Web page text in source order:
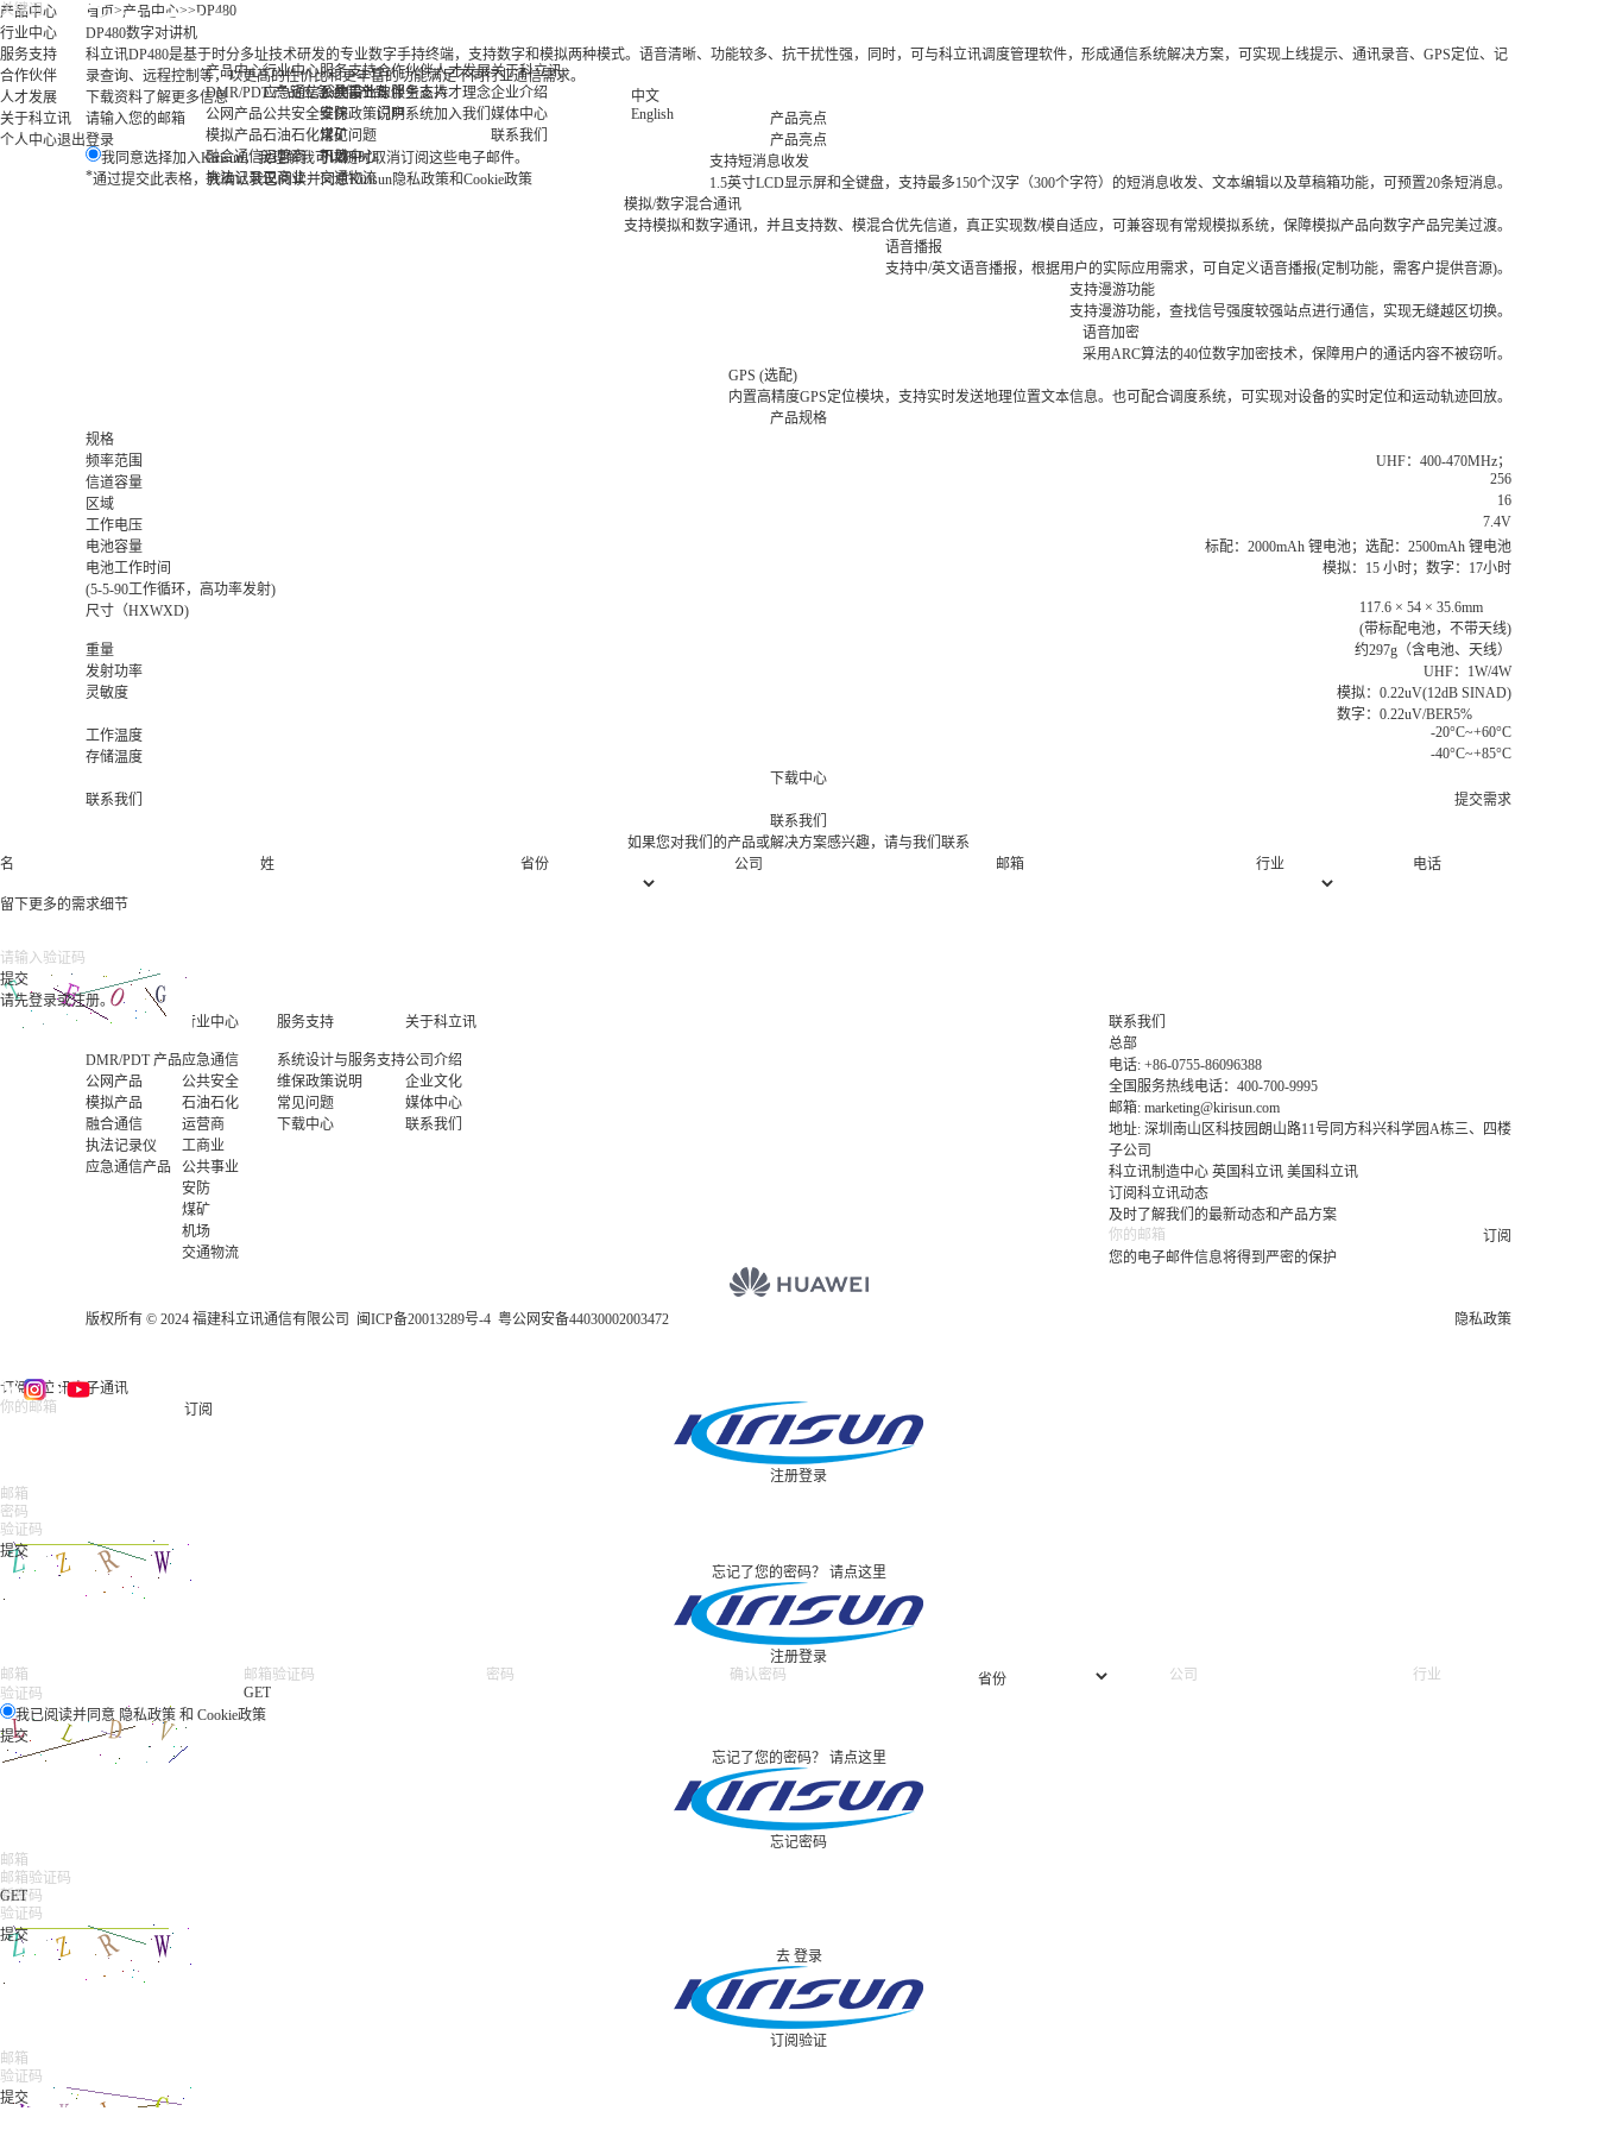
产品中心
DMR/PDT 产品
公网产品
模拟产品
融合通信
执法记录仪
应急通信产品
行业中心
应急通信
公共安全
石油石化
运营商
工商业
公共事业
安防
煤矿
机场
交通物流
服务支持
系统设计与服务支持
维保政策说明
常见问题
下载中心
合作伙伴
伙伴生态
门户系统
人才发展
人才理念
加入我们
关于科立讯
企业介绍
媒体中心
联系我们
中文
English
产品中心
行业中心
服务支持
合作伙伴
人才发展
关于科立讯
个人中心退出登录
首页>产品中心>>DP480
DP480数字对讲机
科立讯DP480是基于时分多址技术研发的专业数字手持终端，支持数字和模拟两种模式。语音清晰、功能较多、抗干扰性强，同时，可与科立讯调度管理软件，形成通信系统解决方案，可实现上线提示、通讯录音、GPS定位、记
录查询、远程控制等，以更高的性价比和更丰富的功能满足不同行业通信需求。
下载资料 了解更多信息
请输入您的邮箱
我同意选择加入Kirisun，我理解我可以随时取消订阅这些电子邮件。
*通过提交此表格，我确认我已阅读并同意Kirisun隐私政策和Cookie政策
产品亮点
产品亮点
支持短消息收发
1.5英寸LCD显示屏和全键盘，支持最多150个汉字（300个字符）的短消息收发、文本编辑以及草稿箱功能，可预置20条短消息。
模拟/数字混合通讯
支持模拟和数字通讯，并且支持数、模混合优先信道，真正实现数/模自适应，可兼容现有常规模拟系统，保障模拟产品向数字产品完美过渡。
语音播报
支持中/英文语音播报，根据用户的实际应用需求，可自定义语音播报(定制功能，需客户提供音源)。
支持漫游功能
支持漫游功能，查找信号强度较强站点进行通信，实现无缝越区切换。
语音加密
采用ARC算法的40位数字加密技术，保障用户的通话内容不被窃听。
GPS (选配)
内置高精度GPS定位模块，支持实时发送地理位置文本信息。也可配合调度系统，可实现对设备的实时定位和运动轨迹回放。
产品规格
规格
频率范围
UHF：400-470MHz；
信道容量
256
区域
16
工作电压
7.4V
电池容量
标配：2000mAh 锂电池；选配：2500mAh 锂电池
电池工作时间
(5-5-90工作循环，高功率发射)
模拟：15 小时；数字：17小时
尺寸（HXWXD)
117.6 × 54 × 35.6mm
(带标配电池，不带天线)
重量
约297g（含电池、天线）
发射功率
UHF：1W/4W
灵敏度
模拟：0.22uV(12dB SINAD)
数字：0.22uV/BER5%
工作温度
-20°C~+60°C
存储温度
-40°C~+85°C
下载中心
联系我们
提交需求
联系我们
如果您对我们的产品或解决方案感兴趣，请与我们联系
名
姓 省份 公司 邮箱 行业 电话
留下更多的需求细节
请先登录或注册。
产品中心
DMR/PDT 产品
公网产品
模拟产品
融合通信
执法记录仪
应急通信产品
行业中心
应急通信
公共安全
石油石化
运营商
工商业
公共事业
安防
煤矿
机场
交通物流
服务支持
系统设计与服务支持
维保政策说明
常见问题
下载中心
关于科立讯
公司介绍
企业文化
媒体中心
联系我们
联系我们
总部
电话: +86-0755-86096388
全国服务热线电话：400-700-9995
邮箱: marketing@kirisun.com
地址: 深圳南山区科技园朗山路11号同方科兴科学园A栋三、四楼
子公司
科立讯制造中心 英国科立讯 美国科立讯
订阅科立讯动态
及时了解我们的最新动态和产品方案
订阅
您的电子邮件信息将得到严密的保护
版权所有 © 2024 福建科立讯通信有限公司 闽ICP备20013289号-4 粤公网安备44030002003472 隐私政策
订阅科立讯电子通讯
订阅
注册登录
忘记了您的密码？ 请点这里
注册登录
GET
我已阅读并同意 隐私政策 和 Cookie政策
忘记了您的密码？ 请点这里
忘记密码
GET
去 登录
订阅验证